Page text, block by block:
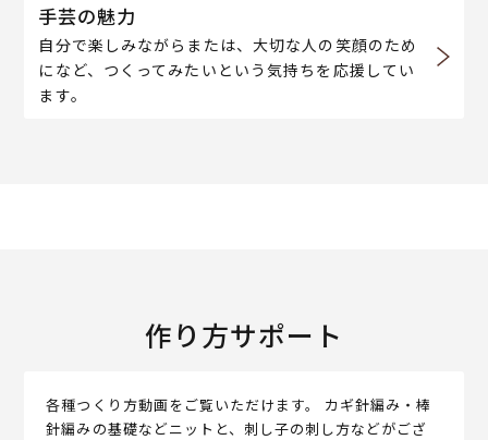
手芸の魅力
自分で楽しみながらまたは、大切な人の笑顔のため
になど、つくってみたいという気持ちを応援してい
ます。
作り方サポート
各種つくり方動画をご覧いただけます。 カギ針編み・棒
針編みの基礎などニットと、刺し子の刺し方などがござ